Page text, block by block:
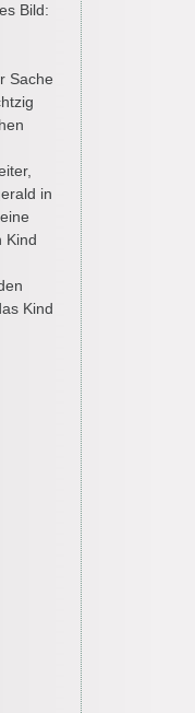
Bild:
Sache
in
Kind
Kind